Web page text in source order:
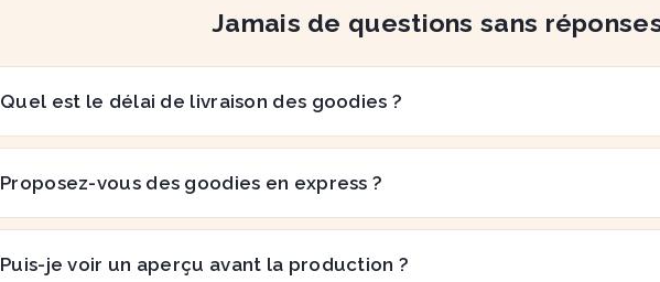
Jamais de questions sans
Quel est le délai de livraison des goodies ?
Proposez-vous des goodies en express ?
Puis-je voir un aperçu avant la production ?